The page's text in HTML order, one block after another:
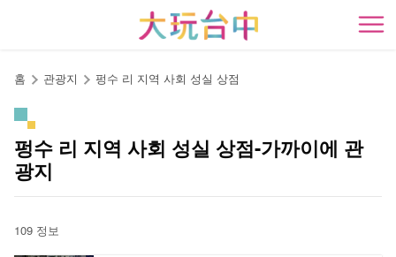
開
홈 관광지 펑수 리 지역 사회 성실 상점
펑수 리 지역 사회 성실 상점-가까이에 관
광지
109 정보